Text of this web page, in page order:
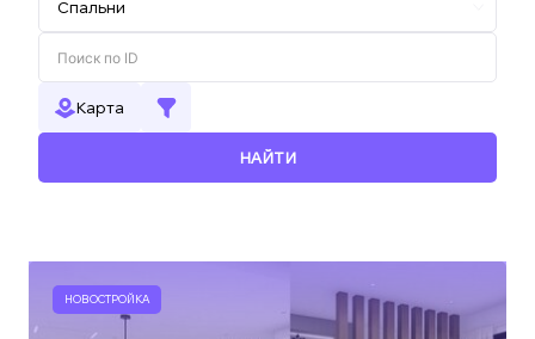
Карта
НАЙТИ
НОВОСТРОЙКА